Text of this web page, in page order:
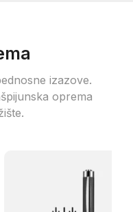
izazove.
oprema